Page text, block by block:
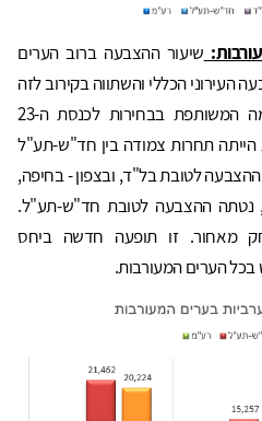
שיעור ההצבעה ברוב הערים
העירוני הכללי והשתווה בקירוב לזה
שנרשם בשיא כוחה של הרשימה המשותפת בבחירות לכנסת ה-23
הייתה תחרות צמודה בין חד"ש-תע"ל
לטובת בל"ד, ובצפון - בחיפה,
נטתה ההצבעה לטובת חד"ש-תע"ל.
מאחור. זו תופעה חדשה ביחס
הערים המעורבות.